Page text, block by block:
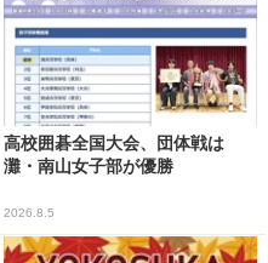
高校囲碁全国大会、団体戦は
灘・南山女子部が優勝
2026.8.5